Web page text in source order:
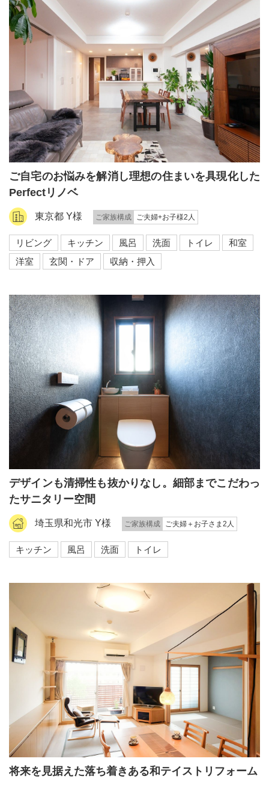
ご自宅のお悩みを解消し理想の住まいを具現化した
Perfectリノベ
東京都 Y様 ご家族構成 ご夫婦+お子様2人
リビング キッチン 風呂 洗面 トイレ
和室
洋室
玄関・ドア 収納・押入
デザインも清掃性も抜かりなし。細部までこだわっ
たサニタリー空間
埼玉県和光市 Y様 ご家族構成 ご夫婦＋お子さま2人
キッチン 風呂 洗面 トイレ
将来を見据えた落ち着きある和テイストリフォーム